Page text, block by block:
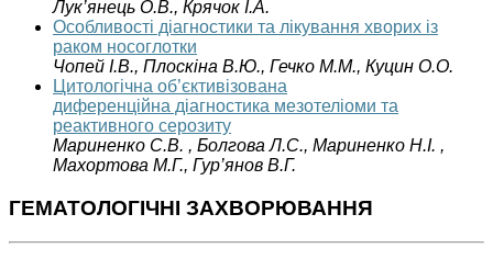
Лук’янець О.В., Крячок І.А.
Особливості діагностики та лікування хворих із
раком носоглотки
Чопей І.В., Плоскіна В.Ю., Гечко М.М., Куцин О.О.
Цитологічна об’єктивізована
диференційна діагностика мезотеліоми та
реактивного серозиту
Мариненко С.В. , Болгова Л.С., Мариненко Н.І. ,
Махортова М.Г., Гур’янов В.Г.
ГЕМАТОЛОГІЧНІ ЗАХВОРЮВАННЯ